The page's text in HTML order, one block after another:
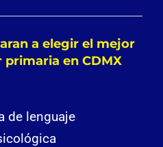
a elegir el mejor
en CDMX
de lenguaje